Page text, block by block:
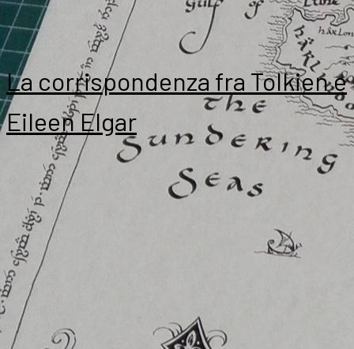
La corrispondenza fra Tolkien e
Eileen Elgar